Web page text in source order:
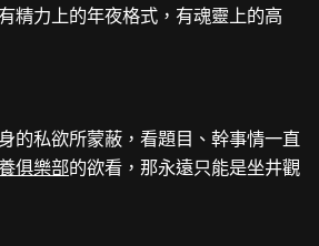
精力上的年夜格式，有魂靈上的高
的私欲所蒙蔽，看題目、幹事情一直
俱樂部的欲看，那永遠只能是坐井觀